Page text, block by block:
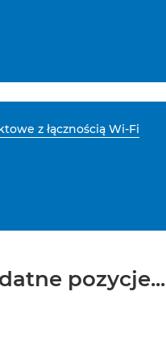
z łącznością Wi-Fi
pozycje...